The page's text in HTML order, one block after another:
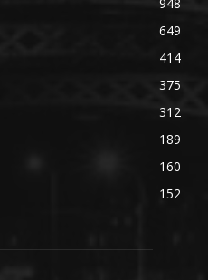
649
414
375
312
189
160
152